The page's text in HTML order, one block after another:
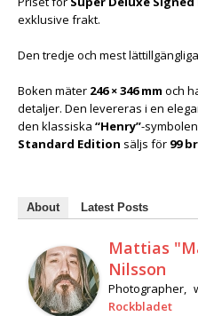
exklusive frakt.
Den tredje och mest
Boken mäter 246 × 346 mm och
detaljer. Den levereras i en
den klassiska “Henry”-
Standard Edition säljs för 99
About Latest Posts
Mattias
Nilsson
Photographer,
Rockbladet